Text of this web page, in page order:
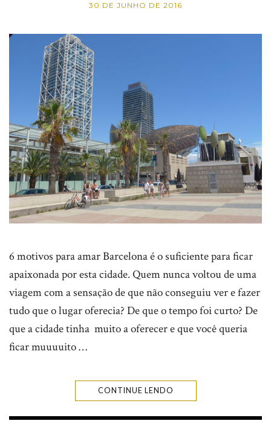
30 DE JUNHO DE 2016
6 motivos para amar Barcelona é o suficiente para ficar
apaixonada por esta cidade. Quem nunca voltou de uma
viagem com a sensação de que não conseguiu ver e fazer
tudo que o lugar oferecia? De que o tempo foi curto? De
que a cidade tinha muito a oferecer e que você queria
ficar muuuuito …
CONTINUE LENDO